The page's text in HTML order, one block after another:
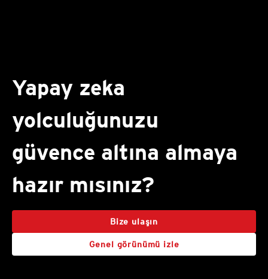
Yapay zeka
yolculuğunuzu
güvence altına almaya
hazır mısınız?
Bize ulaşın
Genel görünümü izle